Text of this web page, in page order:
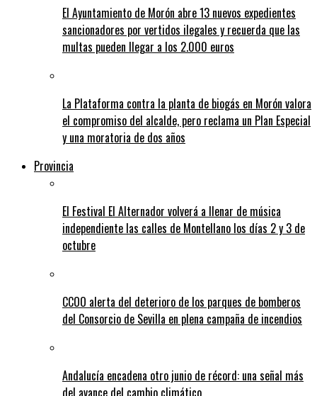
El Ayuntamiento de Morón abre 13 nuevos expedientes
sancionadores por vertidos ilegales y recuerda que las
multas pueden llegar a los 2.000 euros
La Plataforma contra la planta de biogás en Morón valora
el compromiso del alcalde, pero reclama un Plan Especial
y una moratoria de dos años
Provincia
El Festival El Alternador volverá a llenar de música
independiente las calles de Montellano los días 2 y 3 de
octubre
CCOO alerta del deterioro de los parques de bomberos
del Consorcio de Sevilla en plena campaña de incendios
Andalucía encadena otro junio de récord: una señal más